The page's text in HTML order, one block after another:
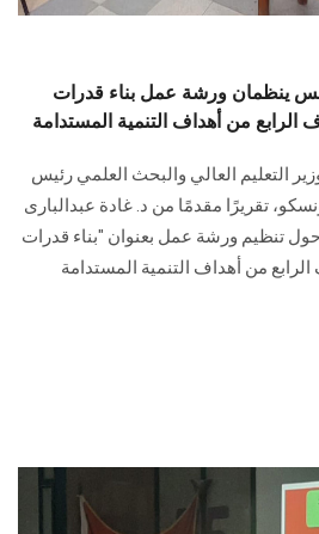
ينظمان ورشة عمل بناء قدرات
الرابع من أهداف التنمية المستدامة
التعليم العالي والبحث العلمي رئيس
تقريرًا مقدمًا من د. غادة عبدالبارى
حول تنظيم ورشة عمل بعنوان "بناء قدرات
من أهداف التنمية المستدامة